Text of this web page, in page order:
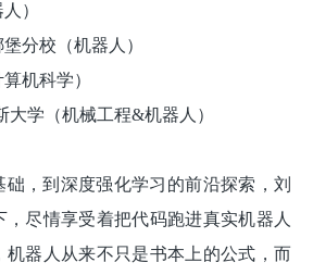
）
分校（机器人）
机科学）
大学（机械工程&机器人）
础，到深度强化学习的前沿探索，刘
，尽情享受着把代码跑进真实机器人
机器人从来不只是书本上的公式，而